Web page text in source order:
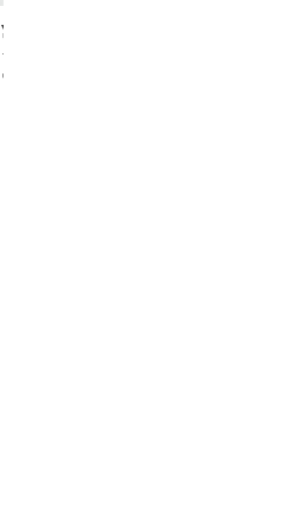
¥
フリルレースリボンハイ
ウエストスカート